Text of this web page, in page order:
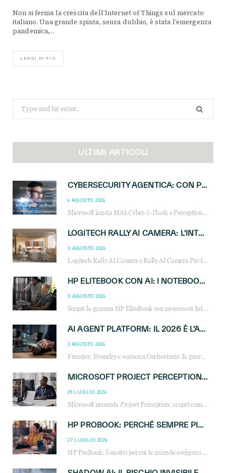
Non si ferma la crescita dell’Internet of Things sul mercato
italiano. Una grande spinta, senza dubbio, è stata l’emergenza
pandemica,…
LEGGI DI PIÙ
Search
for:
ULTIMI ARTICOLI
CYBERSECURITY AGENTICA: CON PERCEPTION E MAI-CYBER-1-FLASH MICROSOFT APRE NUOVI SERVIZI PER IL CANALE
6 AGOSTO 2026
Microsoft lancia MAI-Cyber-1-Flash e Perception: cybersecurity agentica in preview dal 3 novembre. Cosa cambia per MSP, system integrator e reseller.
LOGITECH RALLY AI CAMERA: L’INTELLIGENZA ARTIFICIALE ENTRA NELLE SALE RIUNIONI DI NUOVA GENERAZIONE
5 AGOSTO 2026
Logitech Rally AI Camera e Rally AI Camera Pro trasformano gli spazi di collaborazione con AI, inquadratura intelligente, multi-camera e gestione avanzata dei meeting ibridi.
HP ELITEBOOK CON AI: I NOTEBOOK BUSINESS INTELLIGENTI CHE TRASFORMANO PRODUTTIVITÀ, SICUREZZA E LAVORO IBRIDO
5 AGOSTO 2026
Scopri la gamma HP EliteBook con processori Intel® Core™ Ultra e AMD Ryzen™ AI. Notebook business progettati per aumentare la produttività, migliorare la collaborazione e garantire sicurezza avanzata in ufficio e in mobilità.
AI AGENT PLATFORM: IL 2026 È L’ANNO DEL «SISTEMA OPERATIVO» PER GLI AGENTI AZIENDALI
3 AGOSTO 2026
Frontier, Foundry e watsonx Orchestrate: la guerra delle piattaforme AI agent ridisegna il mercato IT. Cosa cambia per reseller, MSP e system integrator.
MICROSOFT PROJECT PERCEPTION: COME GLI AGENTI AI CAMBIERANNO SOC, CYBERSECURITY E SERVIZI MSP
29 LUGLIO 2026
Microsoft presenta Project Perception: scopri come gli agenti AI possono trasformare cybersecurity, SOC e servizi gestiti degli MSP.
HP PROBOOK: PERCHÉ SEMPRE PIÙ AZIENDE SCELGONO NOTEBOOK PROGETTATI PER IL LAVORO MODERNO
27 LUGLIO 2026
HP ProBook: 5 motivi per cui le aziende scelgono i notebook business HP per migliorare produttività, sicurezza e gestione dell’AI.